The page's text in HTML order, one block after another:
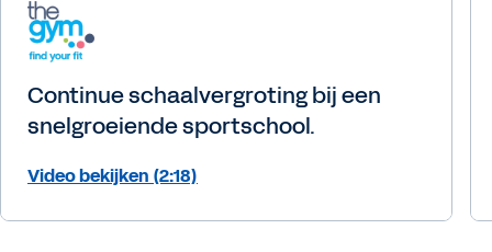
Continue schaalvergroting bij een
snelgroeiende sportschool.
Video bekijken (2:18)